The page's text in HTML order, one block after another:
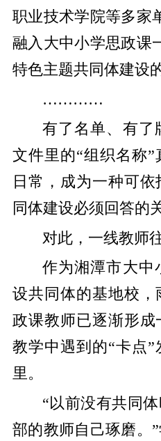
职业技术学院等多家
融入大中小学思政课
特色主题共同体建设
…………
有了名单、有了
文件里的“组织名称
日常，成为一种可
同体建设必须回答的
对此，一线教师
作为湘潭市大中
设共同体的基地校
政课教师已逐渐形
教学中遇到的“卡点
里。
“以前没有共同
部的教师自己琢磨。